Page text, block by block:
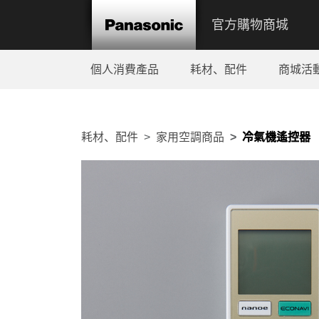
官方購物商城
個人消費產品 耗材、配件 商城活
耗材、配件 家用空調商品 冷氣機遙控器